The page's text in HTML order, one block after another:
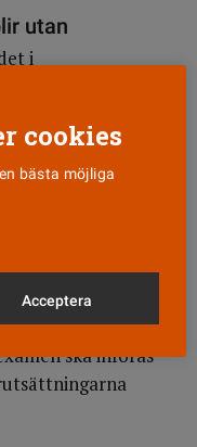
utan
i
för
att
ska utreda fråga
i att inrätta en ny
en
ska införas
cookies
bästa möjliga
Acceptera